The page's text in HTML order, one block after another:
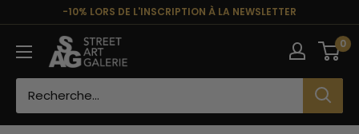
contenu
-10% LORS DE L'INSCRIPTION À LA NEWSLETTER
Street
Art
0